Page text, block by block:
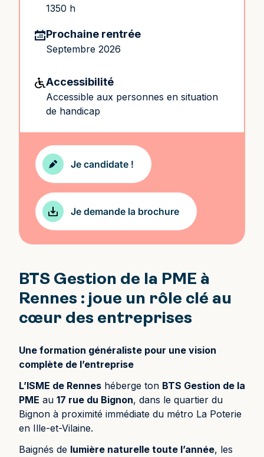
BTS Gestion de la PME à
Rennes : joue un rôle clé au
cœur des entreprises
Une formation généraliste pour une vision
complète de l’entreprise
L’ISME de Rennes héberge ton BTS Gestion de la
PME au 17 rue du Bignon, dans le quartier du
Bignon à proximité immédiate du métro La Poterie
en Ille-et-Vilaine.
Baignés de lumière naturelle toute l’année, les
1350 h
Prochaine rentrée
Septembre 2026
Accessibilité
Accessible aux personnes en situation
de handicap
Je candidate !
Je demande la brochure